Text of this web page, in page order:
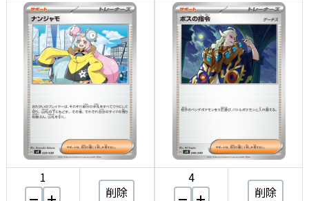
1
削除
4
削除